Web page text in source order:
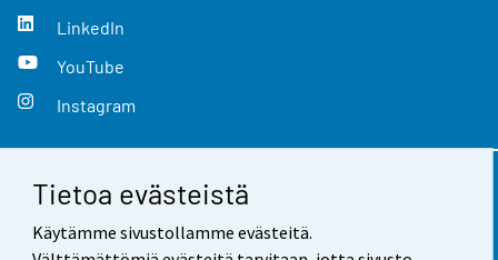
Tietoa evästeistä
Käytämme sivustollamme evästeitä.
LinkedIn
YouTube
Instagram
Yhteystiedot
Palaute